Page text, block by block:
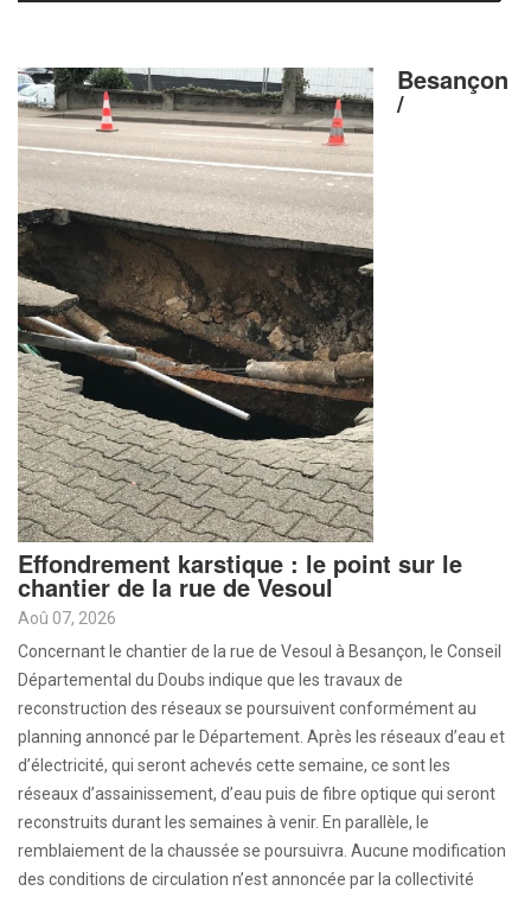
Besançon
/
Effondrement karstique : le point sur le
chantier de la rue de Vesoul
Aoû 07, 2026
Concernant le chantier de la rue de Vesoul à Besançon, le Conseil
Départemental du Doubs indique que les travaux de
reconstruction des réseaux se poursuivent conformément au
planning annoncé par le Département. Après les réseaux d’eau et
d’électricité, qui seront achevés cette semaine, ce sont les
réseaux d’assainissement, d’eau puis de fibre optique qui seront
reconstruits durant les semaines à venir. En parallèle, le
remblaiement de la chaussée se poursuivra. Aucune modification
des conditions de circulation n’est annoncée par la collectivité